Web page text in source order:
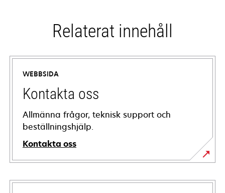
Relaterat innehåll
WEBBSIDA
Kontakta oss
Allmänna frågor, teknisk support och
beställningshjälp.
Kontakta oss